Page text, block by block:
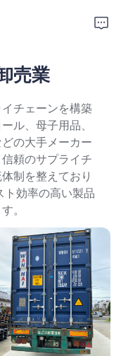
売業
チェーンを構築
ル、母子用品、
の大手メーカー
頼のサプライチ
制を整えており
ト効率の高い製品
。